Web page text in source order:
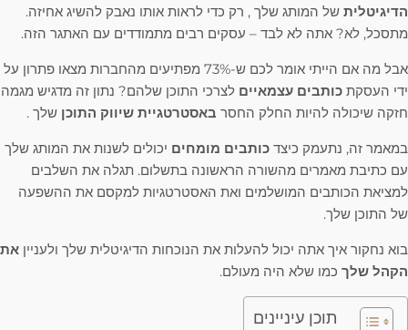
הדיגיטלית של המותג שלך , רק כדי לראות אותו נאבק להשיג אחיזה.
מתסכל, לא? אתה לא לבד – עסקים רבים מתמודדים עם האתגר הזה.
אבל מה אם הייתי אומר לכם ש-73% מפתיעים מהחברות מצאו פתרון על
ידי העסקת כותבים עצמאיים לצרכי התוכן שלהם? נתון זה מדגיש מגמה
חזקה שיכולה להיות החלק החסר באסטרטגיית שיווק התוכן שלך .
במאמר זה, נתעמק כיצד כותבים מומחים יכולים לשנות את המותג שלך
עם כתיבת מאמרים מהשורה הראשונה בתשלום. תגלה את השלבים
למציאת הכותבים המושלמים ואת האסטרטגיות למקסם את ההשפעה
של התוכן שלך.
בוא נחקור איך אתה יכול להעלות את הנוכחות הדיגיטלית שלך ולעניין את
הקהל שלך כמו שלא היה מעולם.
תוכן עיניינים